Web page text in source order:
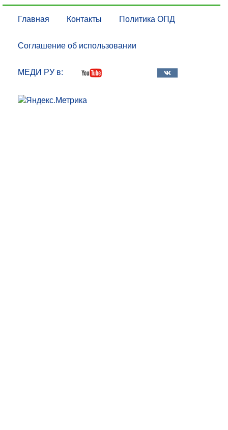
Главная Контакты Политика ОПД
Соглашение об использовании
МЕДИ РУ в: